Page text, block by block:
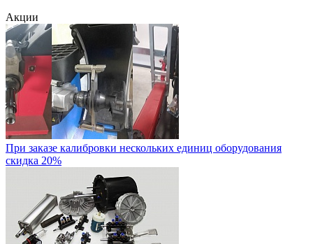
Акции
При заказе калибровки нескольких единиц оборудования
скидка 20%